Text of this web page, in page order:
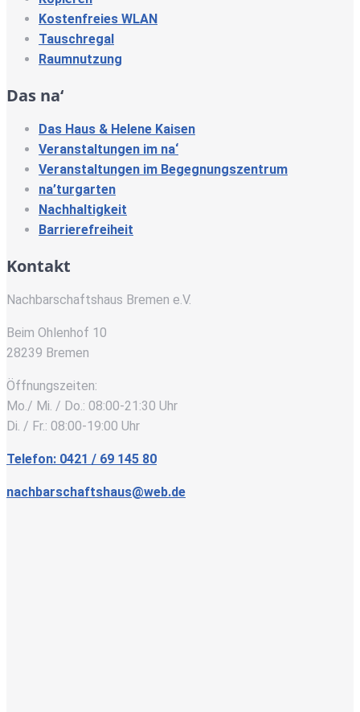
Kostenfreies WLAN
Tauschregal
Raumnutzung
Das na‘
Das Haus & Helene Kaisen
Veranstaltungen im na‘
Veranstaltungen im Begegnungszentrum
na’turgarten
Nachhaltigkeit
Barrierefreiheit
Kontakt
Nachbarschaftshaus Bremen e.V.
Beim Ohlenhof 10
28239 Bremen
Öffnungszeiten:
Mo./ Mi. / Do.: 08:00-21:30 Uhr
Di. / Fr.: 08:00-19:00 Uhr
Telefon: 0421 / 69 145 80
nachbarschaftshaus@web.de